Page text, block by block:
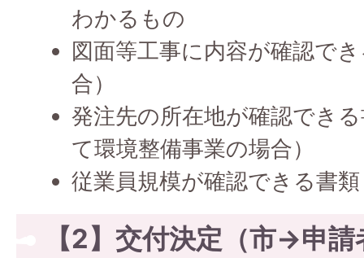
わかるもの
図面等工事に内容が確認で
合）
発注先の所在地が確認でき
て環境整備事業の場合）
従業員規模が確認できる書類
【2】交付決定（市→申請